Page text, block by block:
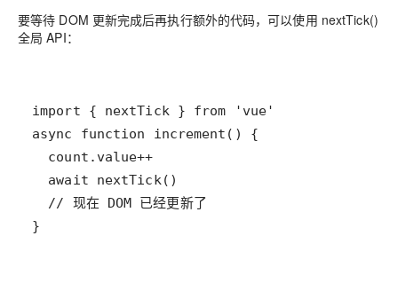
要等待 DOM 更新完成后再执行额外的代码，可以使用 nextTick()
全局 API：
}